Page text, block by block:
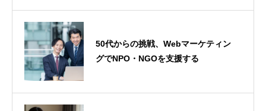
50代からの挑戦、Webマーケティン
グでNPO・NGOを支援する